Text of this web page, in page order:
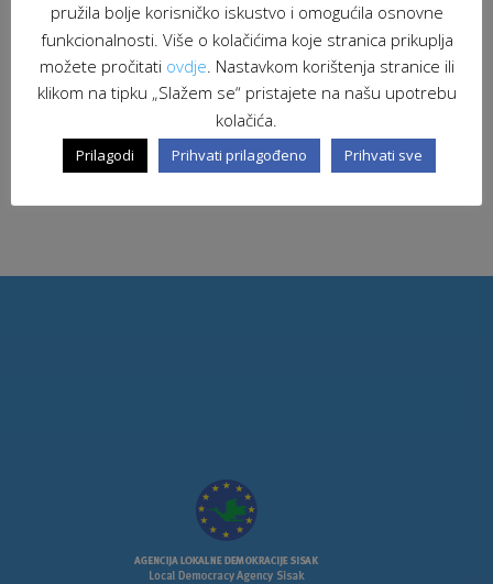
pružila bolje korisničko iskustvo i omogućila osnovne
funkcionalnosti. Više o kolačićima koje stranica prikuplja
možete pročitati ovdje. Nastavkom korištenja stranice ili
klikom na tipku „Slažem se“ pristajete na našu upotrebu
kolačića.
Prilagodi Prihvati prilagođeno Prihvati sve